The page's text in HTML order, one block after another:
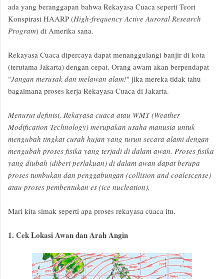
ada yang beranggapan bahwa Rekayasa Cuaca seperti Teori
Konspirasi HAARP (High-frequency Active Auroral Research
Program) di Amerika sana.
Rekayasa Cuaca dipercaya dapat menanggulangi banjir di kota
(terutama Jakarta) dengan cepat. Orang awam akan berpendapat
"Jangan merusak dan melawan alam!" jika mereka tidak tahu
bagaimana proses kerja Rekayasa Cuaca di Jakarta.
Menurut definisi, Rekayasa cuaca atau WMT (Weather
Modification Technology) merupakan usaha manusia untuk
mengubah tingkat curah hujan yang turun secara alami dengan
mengubah proses fisika yang terjadi di dalam awan. Proses fisika
yang diubah (diberi perlakuan) di dalam awan dapat berupa
proses tumbukan dan penggabungan (collision and coalescense)
atau proses pembentukan es (ice nucleation).
Mari kita simak seperti apa proses rekayasa cuaca itu.
1. Cek Lokasi Awan dan Arah Angin